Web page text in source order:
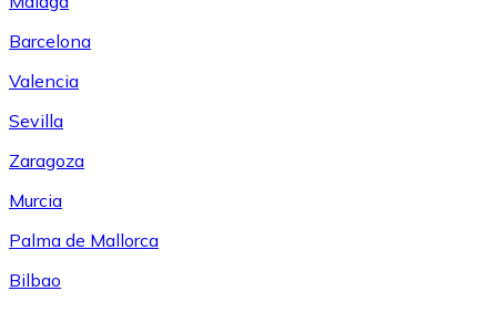
Barcelona
Valencia
Sevilla
Zaragoza
Murcia
Palma de Mallorca
Bilbao